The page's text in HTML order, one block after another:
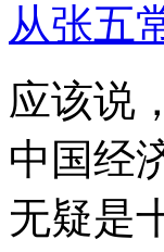
从张五
应该说
中国经
无疑是